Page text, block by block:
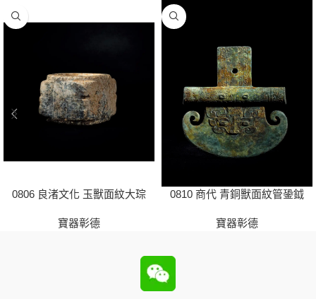
0806 良渚文化 玉獸面紋大琮
寶器彰德
0810 商代 青銅獸面紋管銎鉞
寶器彰德